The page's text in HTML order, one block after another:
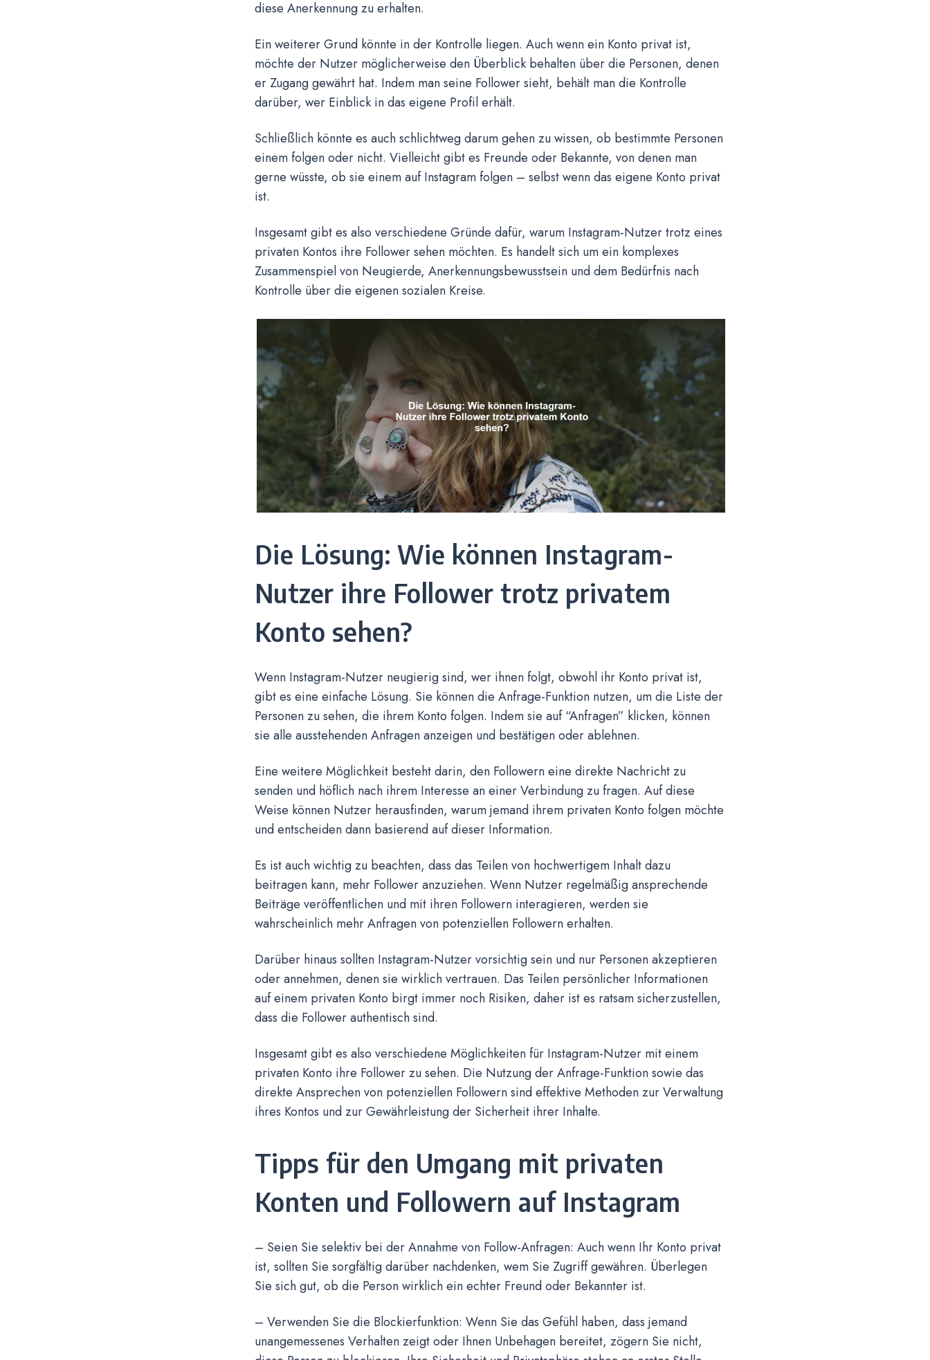
diese Anerkennung zu erhalten.
Ein weiterer Grund könnte in der Kontrolle liegen. Auch wenn ein Konto privat ist,
möchte der Nutzer möglicherweise den Überblick behalten über die Personen, denen
er Zugang gewährt hat. Indem man seine Follower sieht, behält man die Kontrolle
darüber, wer Einblick in das eigene Profil erhält.
Schließlich könnte es auch schlichtweg darum gehen zu wissen, ob bestimmte Personen
einem folgen oder nicht. Vielleicht gibt es Freunde oder Bekannte, von denen man
gerne wüsste, ob sie einem auf Instagram folgen – selbst wenn das eigene Konto privat
ist.
Insgesamt gibt es also verschiedene Gründe dafür, warum Instagram-Nutzer trotz eines
privaten Kontos ihre Follower sehen möchten. Es handelt sich um ein komplexes
Zusammenspiel von Neugierde, Anerkennungsbewusstsein und dem Bedürfnis nach
Kontrolle über die eigenen sozialen Kreise.
Die Lösung: Wie können Instagram-
Nutzer ihre Follower trotz privatem
Konto sehen?
Wenn Instagram-Nutzer neugierig sind, wer ihnen folgt, obwohl ihr Konto privat ist,
gibt es eine einfache Lösung. Sie können die Anfrage-Funktion nutzen, um die Liste der
Personen zu sehen, die ihrem Konto folgen. Indem sie auf “Anfragen” klicken, können
sie alle ausstehenden Anfragen anzeigen und bestätigen oder ablehnen.
Eine weitere Möglichkeit besteht darin, den Followern eine direkte Nachricht zu
senden und höflich nach ihrem Interesse an einer Verbindung zu fragen. Auf diese
Weise können Nutzer herausfinden, warum jemand ihrem privaten Konto folgen möchte
und entscheiden dann basierend auf dieser Information.
Es ist auch wichtig zu beachten, dass das Teilen von hochwertigem Inhalt dazu
beitragen kann, mehr Follower anzuziehen. Wenn Nutzer regelmäßig ansprechende
Beiträge veröffentlichen und mit ihren Followern interagieren, werden sie
wahrscheinlich mehr Anfragen von potenziellen Followern erhalten.
Darüber hinaus sollten Instagram-Nutzer vorsichtig sein und nur Personen akzeptieren
oder annehmen, denen sie wirklich vertrauen. Das Teilen persönlicher Informationen
auf einem privaten Konto birgt immer noch Risiken, daher ist es ratsam sicherzustellen,
dass die Follower authentisch sind.
Insgesamt gibt es also verschiedene Möglichkeiten für Instagram-Nutzer mit einem
privaten Konto ihre Follower zu sehen. Die Nutzung der Anfrage-Funktion sowie das
direkte Ansprechen von potenziellen Followern sind effektive Methoden zur Verwaltung
ihres Kontos und zur Gewährleistung der Sicherheit ihrer Inhalte.
Tipps für den Umgang mit privaten
Konten und Followern auf Instagram
– Seien Sie selektiv bei der Annahme von Follow-Anfragen: Auch wenn Ihr Konto privat
ist, sollten Sie sorgfältig darüber nachdenken, wem Sie Zugriff gewähren. Überlegen
Sie sich gut, ob die Person wirklich ein echter Freund oder Bekannter ist.
– Verwenden Sie die Blockierfunktion: Wenn Sie das Gefühl haben, dass jemand
unangemessenes Verhalten zeigt oder Ihnen Unbehagen bereitet, zögern Sie nicht,